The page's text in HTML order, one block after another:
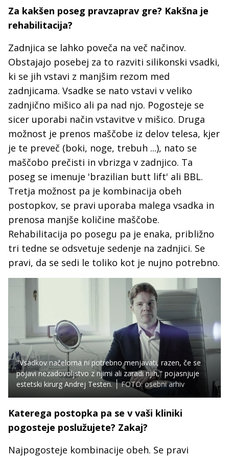
Za kakšen poseg pravzaprav gre? Kakšna je
rehabilitacija?
Zadnjica se lahko poveča na več načinov.
Obstajajo posebej za to razviti silikonski vsadki,
ki se jih vstavi z manjšim rezom med
zadnjicama. Vsadke se nato vstavi v veliko
zadnjično mišico ali pa nad njo. Pogosteje se
sicer uporabi način vstavitve v mišico. Druga
možnost je prenos maščobe iz delov telesa, kjer
je te preveč (boki, noge, trebuh ...), nato se
maščobo prečisti in vbrizga v zadnjico. Ta
poseg se imenuje 'brazilian butt lift' ali BBL.
Tretja možnost pa je kombinacija obeh
postopkov, se pravi uporaba malega vsadka in
prenosa manjše količine maščobe.
Rehabilitacija po posegu pa je enaka, približno
tri tedne se odsvetuje sedenje na zadnjici. Se
pravi, da se sedi le toliko kot je nujno potrebno.
"Vsadkov načeloma ni potrebno menjavati, razen, če se
pojavi nezadovoljstvo z njimi ali zaradi njih," pojasnjuje
estetski kirurg Andrej Testen.
FOTO: osebni arhiv
Katerega postopka pa se v vaši kliniki
pogosteje poslužujete? Zakaj?
Najpogosteje kombinacije obeh. Se pravi